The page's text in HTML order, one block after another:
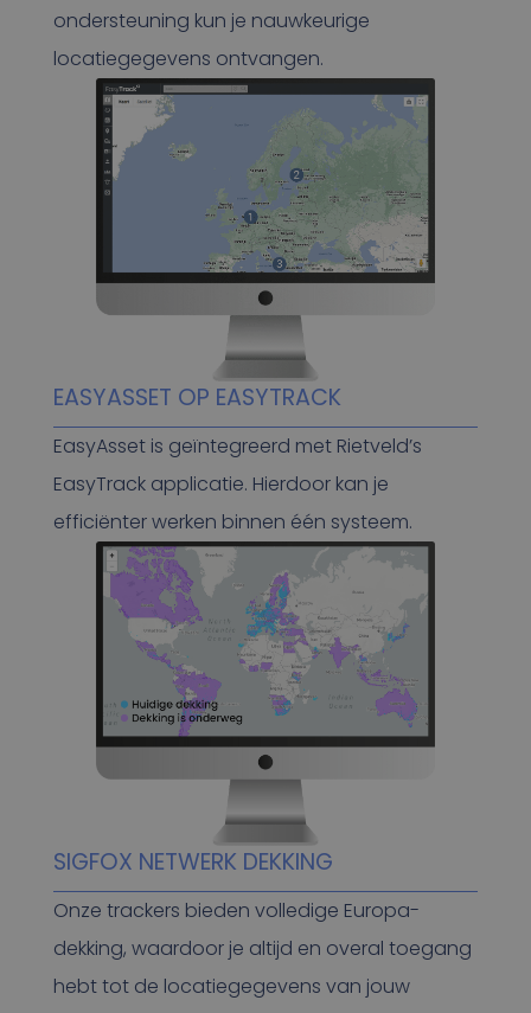
ondersteuning kun je nauwkeurige
locatiegegevens ontvangen.
EASYASSET OP EASYTRACK
EasyAsset is geïntegreerd met Rietveld’s
EasyTrack applicatie. Hierdoor kan je
efficiënter werken binnen één systeem.
SIGFOX NETWERK DEKKING
Onze trackers bieden volledige Europa-
dekking, waardoor je altijd en overal toegang
hebt tot de locatiegegevens van jouw